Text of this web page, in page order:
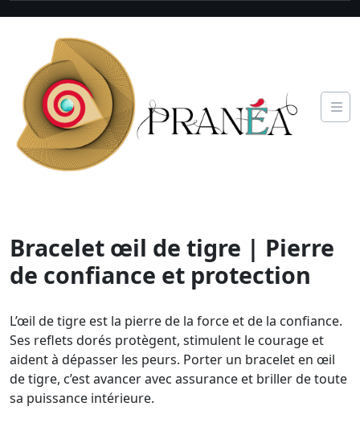
Bracelet œil de tigre | Pierre
de confiance et protection
L’œil de tigre est la pierre de la force et de la confiance.
Ses reflets dorés protègent, stimulent le courage et
aident à dépasser les peurs. Porter un bracelet en œil
de tigre, c’est avancer avec assurance et briller de toute
sa puissance intérieure.